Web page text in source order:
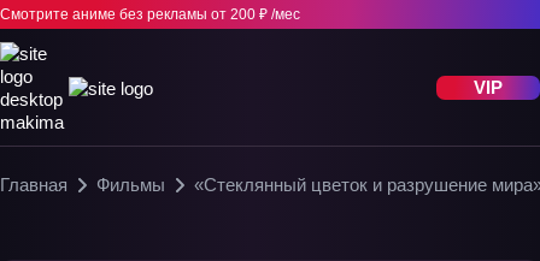
Смотрите аниме без рекламы от 200 ₽ /мес
VIP
Главная Фильмы «Стеклянный цветок и разрушение